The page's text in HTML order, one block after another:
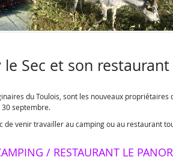
Sec et son
du Toulois, sont les nouveaux propriétaires
septembre.
de venir travailler au camping ou au restaurant
/ RESTAURANT LE